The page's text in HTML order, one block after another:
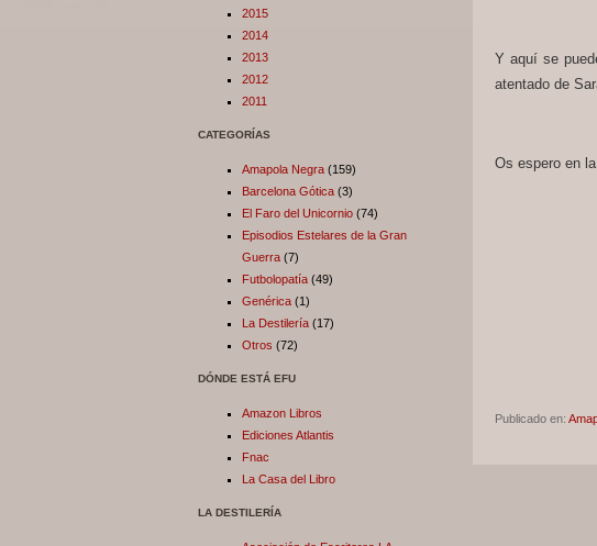
2015
2014
2013
2012
2011
CATEGORÍAS
Amapola Negra (159)
Barcelona Gótica (3)
El Faro del Unicornio (74)
Episodios Estelares de la Gran
Guerra (7)
Futbolopatía (49)
Genérica (1)
La Destilería (17)
Otros (72)
DÓNDE ESTÁ EFU
Amazon Libros
Ediciones Atlantis
Fnac
La Casa del Libro
LA DESTILERÍA
Y aquí se
atentado de
Os espero en
Publicado en: